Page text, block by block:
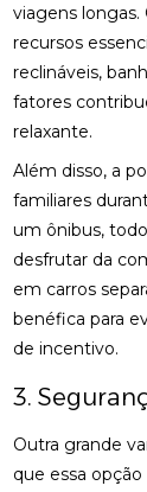
viagens
recursos
reclináveis,
fatores
relaxante.
Além disso, a
familiares
um ônibus,
desfrutar da
em carros
benéfica para
de incentivo.
3.
Outra grande
que essa